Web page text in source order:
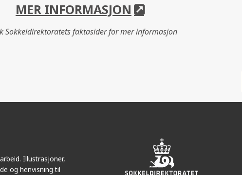
MER INFORMASJON
Sokkeldirektoratets faktasider for mer informasjon
Illustrasjoner,
og henvisning til